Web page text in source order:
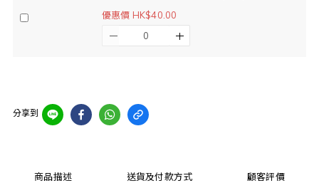
優惠價 HK$40.00
分享到
商品描述 送貨及付款方式 顧客評價